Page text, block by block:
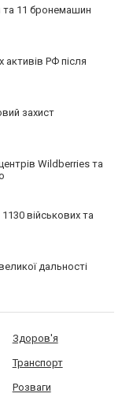
та 11 бронемашин
РФ після
захист
Wildberries та
військових та
дальності
Здоров'я
Транспорт
Розваги